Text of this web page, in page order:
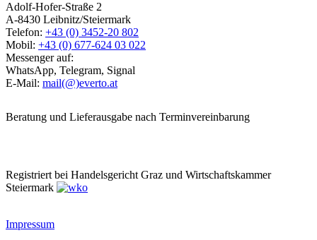
Adolf-Hofer-Straße 2
A-8430 Leibnitz/Steiermark
Telefon: +43 (0) 3452-20 802
Mobil: +43 (0) 677-624 03 022
Messenger auf:
WhatsApp, Telegram, Signal
E-Mail: mail(@)everto.at
Beratung und Lieferausgabe nach Terminvereinbarung
Registriert bei Handelsgericht Graz und Wirtschaftskammer
Steiermark
Impressum